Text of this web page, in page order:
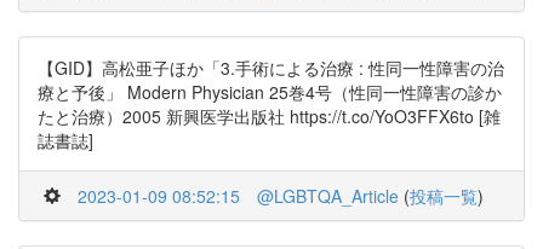
【GID】高松亜子ほか「3.手術による治療 : 性同一性障害の治
療と予後」 Modern Physician 25巻4号（性同一性障害の診か
たと治療）2005 新興医学出版社 https://t.co/YoO3FFX6to [雑
誌書誌]
2023-01-09 08:52:15 @LGBTQA_Article (投稿一覧)